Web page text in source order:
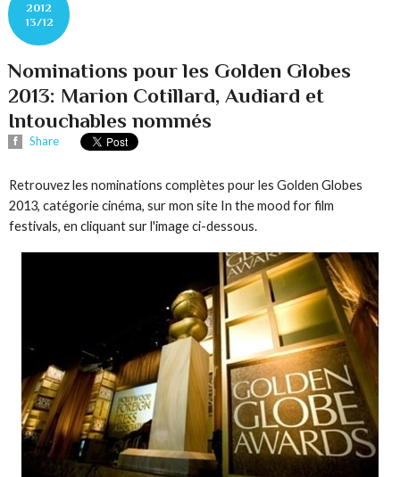
2012
13/12
Nominations pour les Golden Globes
2013: Marion Cotillard, Audiard et
Intouchables nommés
Share
Retrouvez les nominations complètes pour les Golden Globes
2013, catégorie cinéma, sur mon site In the mood for film
festivals, en cliquant sur l'image ci-dessous.